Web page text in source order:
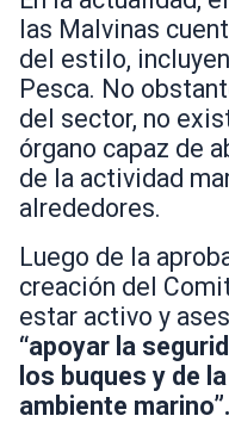
las Malvinas
del estilo,
Pesca. No
del sector, no
órgano capaz de
de la actividad
alrededores.
Luego de la
creación del
estar activo y
“apoyar la
los buques y de
ambiente marino”.